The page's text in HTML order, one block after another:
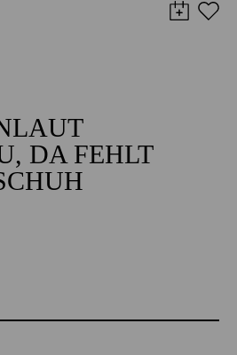
DA FEHLT